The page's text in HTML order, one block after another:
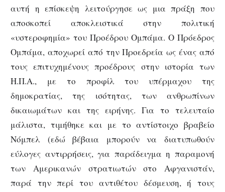
αυτή η επίσκεψη λειτούργησε ως μια πράξη που
αποσκοπεί αποκλειστικά στην πολιτική
«υστεροφημία» του Προέδρου Ομπάμα. Ο Πρόεδρος
Ομπάμα, αποχωρεί από την Προεδρεία ως ένας από
τους επιτυχημένους προέδρους στην ιστορία των
Η.Π.Α., με το προφίλ του υπέρμαχου της
δημοκρατίας, της ισότητας, των ανθρωπίνων
δικαιωμάτων και της ειρήνης. Για το τελευταίο
μάλιστα, τιμήθηκε και με το αντίστοιχο βραβείο
Νόμπελ (εδώ βέβαια μπορούν να διατυπωθούν
εύλογες αντιρρήσεις, για παράδειγμα η παραμονή
των Αμερικανών στρατιωτών στο Αφγανιστάν,
παρά την περί του αντιθέτου δέσμευση, ή τους